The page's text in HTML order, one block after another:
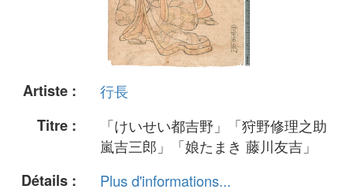
Artiste :
行長
Titre :
「けいせい都吉野」「狩野修理之助
嵐吉三郎」「娘たまき 藤川友吉」
Détails :
Plus d'informations...